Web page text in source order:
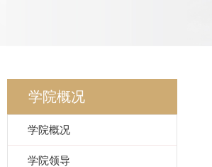
学院概况
学院概况
学院领导